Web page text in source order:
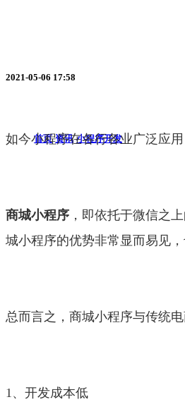
2021-05-06 17:58
首页 资讯 小程序开发
如今小程序在各行各业广泛应
商城小程序 ，即依托于微信之
城小程序的优势非常显而易见
总而言之，商城小程序与传统
1、开发成本低